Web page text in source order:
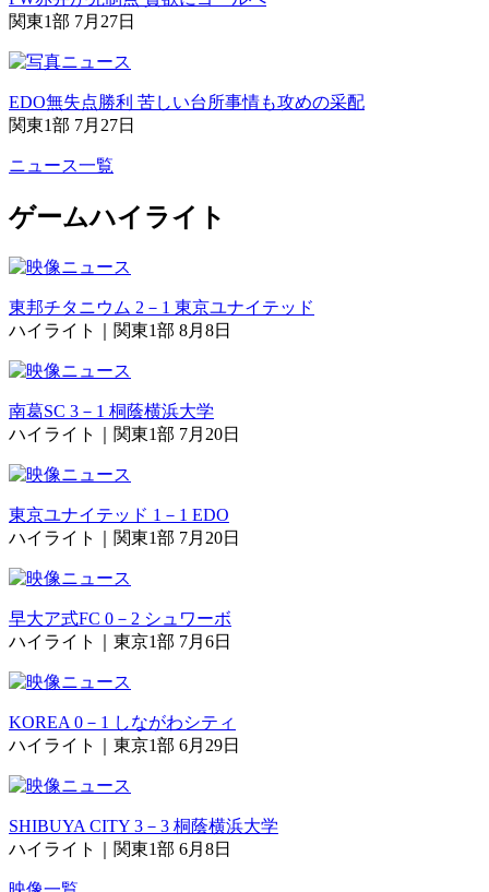
関東1部 7月27日
EDO無失点勝利 苦しい台所事情も攻めの采配
関東1部 7月27日
ニュース一覧
ゲームハイライト
東邦チタニウム 2－1 東京ユナイテッド
ハイライト｜関東1部 8月8日
南葛SC 3－1 桐蔭横浜大学
ハイライト｜関東1部 7月20日
東京ユナイテッド 1－1 EDO
ハイライト｜関東1部 7月20日
早大ア式FC 0－2 シュワーボ
ハイライト｜東京1部 7月6日
KOREA 0－1 しながわシティ
ハイライト｜東京1部 6月29日
SHIBUYA CITY 3－3 桐蔭横浜大学
ハイライト｜関東1部 6月8日